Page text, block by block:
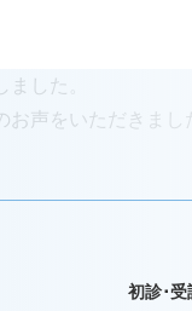
した。
お声をいただきまし
初診･